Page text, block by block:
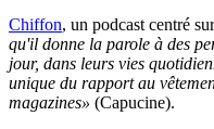
Chiffon, un podcast centré
qu'il donne la parole à des
jour, dans leurs vies
unique du rapport au
magazines» (Capucine).